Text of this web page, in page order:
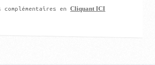
complémentaires enCliquant ICI